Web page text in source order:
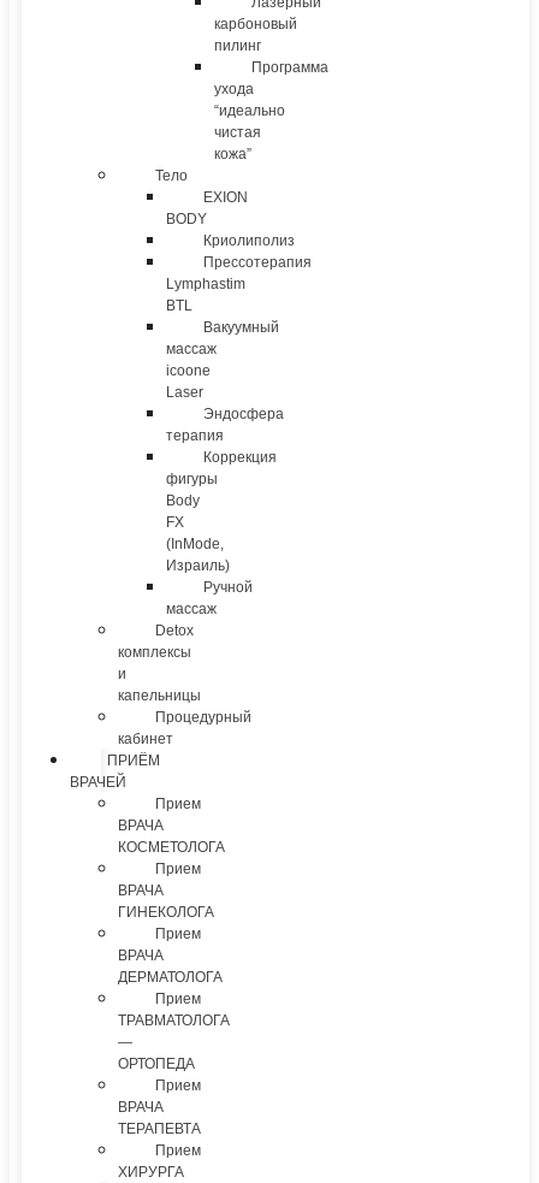
карбоновый
пилинг
Программа
ухода
“идеально
чистая
кожа”
Тело
EXION
BODY
Криолиполиз
Прессотерапия
Lymphastim
BTL
Вакуумный
массаж
icoone
Laser
Эндосфера
терапия
Коррекция
фигуры
Body
FX
(InMode,
Израиль)
Ручной
массаж
Detox
комплексы
и
капельницы
Процедурный
кабинет
ПРИЁМ
ВРАЧЕЙ
Прием
ВРАЧА
КОСМЕТОЛОГА
Прием
ВРАЧА
ГИНЕКОЛОГА
Прием
ВРАЧА
ДЕРМАТОЛОГА
Прием
ТРАВМАТОЛОГА
—
ОРТОПЕДА
Прием
ВРАЧА
ТЕРАПЕВТА
Прием
ХИРУРГА